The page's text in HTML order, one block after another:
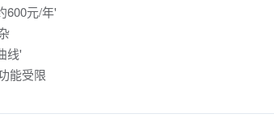
600元/年'
线'
能受限